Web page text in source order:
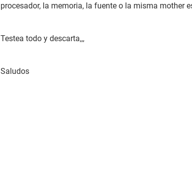
procesador, la memoria, la fuente o la misma mother
Testea todo y descarta,,,
Saludos